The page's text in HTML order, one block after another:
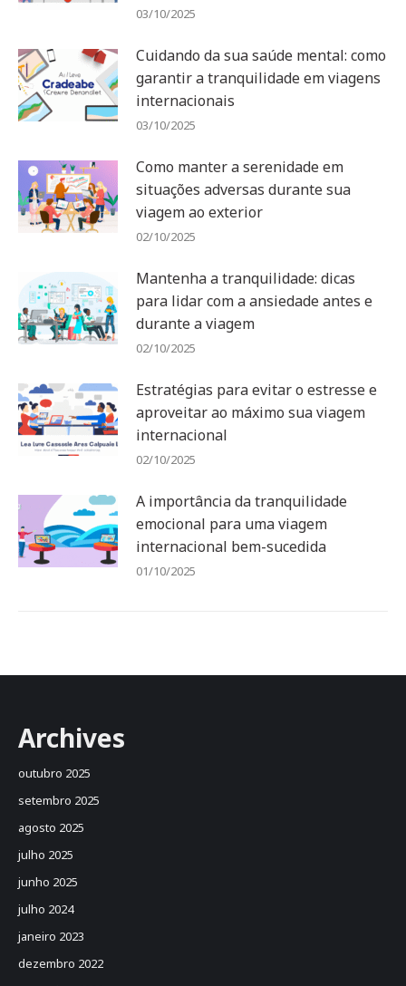
03/10/2025
Cuidando da sua saúde mental: como
garantir a tranquilidade em viagens
internacionais
03/10/2025
Como manter a serenidade em
situações adversas durante sua
viagem ao exterior
02/10/2025
Mantenha a tranquilidade: dicas
para lidar com a ansiedade antes e
durante a viagem
02/10/2025
Estratégias para evitar o estresse e
aproveitar ao máximo sua viagem
internacional
02/10/2025
A importância da tranquilidade
emocional para uma viagem
internacional bem-sucedida
01/10/2025
Archives
outubro 2025
setembro 2025
agosto 2025
julho 2025
junho 2025
julho 2024
janeiro 2023
dezembro 2022